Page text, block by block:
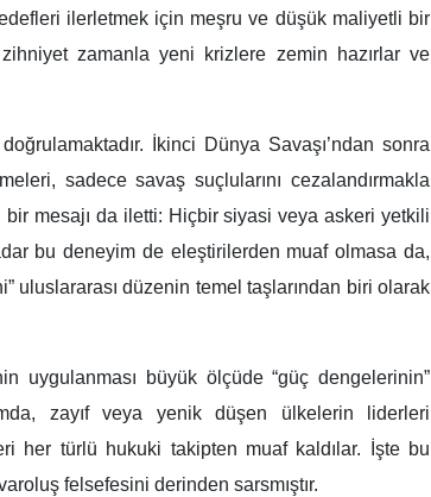
ilerletmek için meşru ve düşük maliyetli bir
zamanla yeni krizlere zemin hazırlar ve
İkinci Dünya Savaşı’ndan sonra
sadece savaş suçlularını cezalandırmakla
bir mesajı da iletti: Hiçbir siyasi veya askeri yetkili
bu deneyim de eleştirilerden muaf olmasa da,
uluslararası düzenin temel taşlarından biri olarak
uygulanması büyük ölçüde “güç dengelerinin”
zayıf veya yenik düşen ülkelerin liderleri
her türlü hukuki takipten muaf kaldılar. İşte bu
felsefesini derinden sarsmıştır.